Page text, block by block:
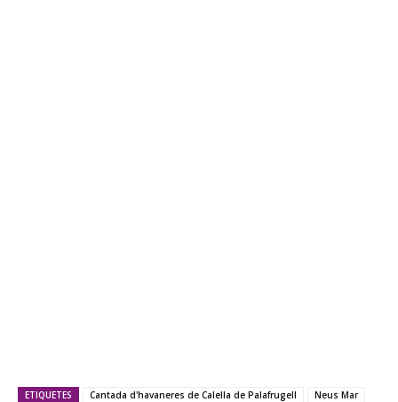
ETIQUETES Cantada d'havaneres de Calella de Palafrugell
Neus Mar